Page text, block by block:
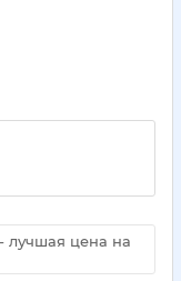
- лучшая цена на